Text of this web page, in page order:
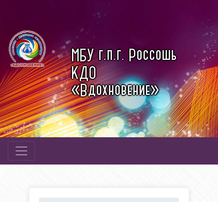
МБУ г.п.г. Россошь
КДО
«Вдохновение»